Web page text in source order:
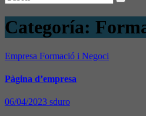
Categoría:
Empresa Formació i Negoci
Pàgina d’empresa
06/04/2023 sduro